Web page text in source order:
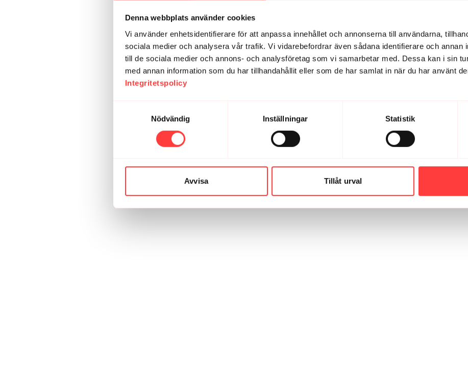
Denna webbplats använder cookies
Vi använder enhetsidentifierare för att anpassa innehållet och annonserna till användarna,
sociala medier och analysera vår trafik. Vi vidarebefordrar även sådana identifierare och annan
till de sociala medier och annons- och analysföretag som vi samarbetar med. Dessa kan i sin
med annan information som du har tillhandahållit eller som de har samlat in när du har använt
Integritetspolicy
Nödvändig
Inställningar Statistik
Avvisa Tillåt urval